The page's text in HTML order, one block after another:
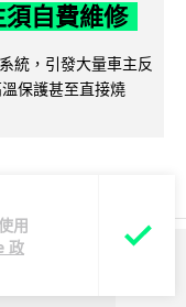
用
政
自費維修
統，引發大量車主反
保護甚至直接燒